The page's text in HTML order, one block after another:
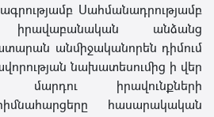
Սահմանադրությամբ
անձանց
անմիջականորեն դիմում
նախատեսումից ի վեր
իրավունքների
հասարակական